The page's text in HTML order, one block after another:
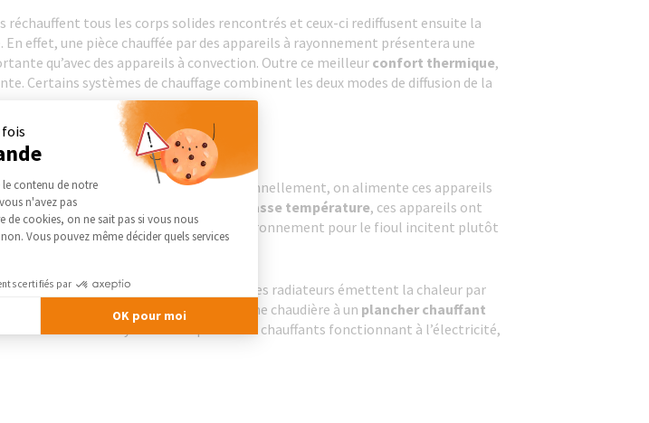
réchauffent tous les corps solides rencontrés et ceux-ci rediffusent ensuite la
effet, une pièce chauffée par des appareils à rayonnement présentera une
qu’avec des appareils à convection. Outre ce meilleur confort thermique,
Certains systèmes de chauffage combinent les deux modes de diffusion de la
partir d’énergies combustibles. Traditionnellement, on alimente ces appareils
de chaudières à condensation ou à basse température, ces appareils ont
de tarifs et les impacts sur l’environnement pour le fioul incitent plutôt
biomasse, chaudière au bois
les différentes pièces de l’habitation. Ces radiateurs émettent la chaleur par
il est aussi possible de connecter une chaudière à un plancher chauffant
existe aussi des systèmes de planchers chauffants fonctionnant à l’électricité,
du Consentement : Personnalisez vos Options
contenu de notre
n'avez pas
de cookies, on ne sait pas si vous nous
Vous pouvez même décider quels services
certifiés par
OK pour moi
consent